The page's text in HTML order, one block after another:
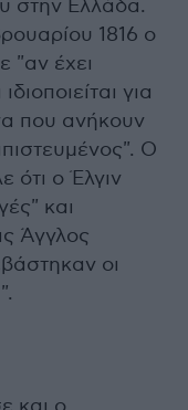
στην Ελλάδα.
1816 ο
"αν έχει
για
που ανήκουν
Ο
ότι ο Έλγιν
και
Άγγλος
οι